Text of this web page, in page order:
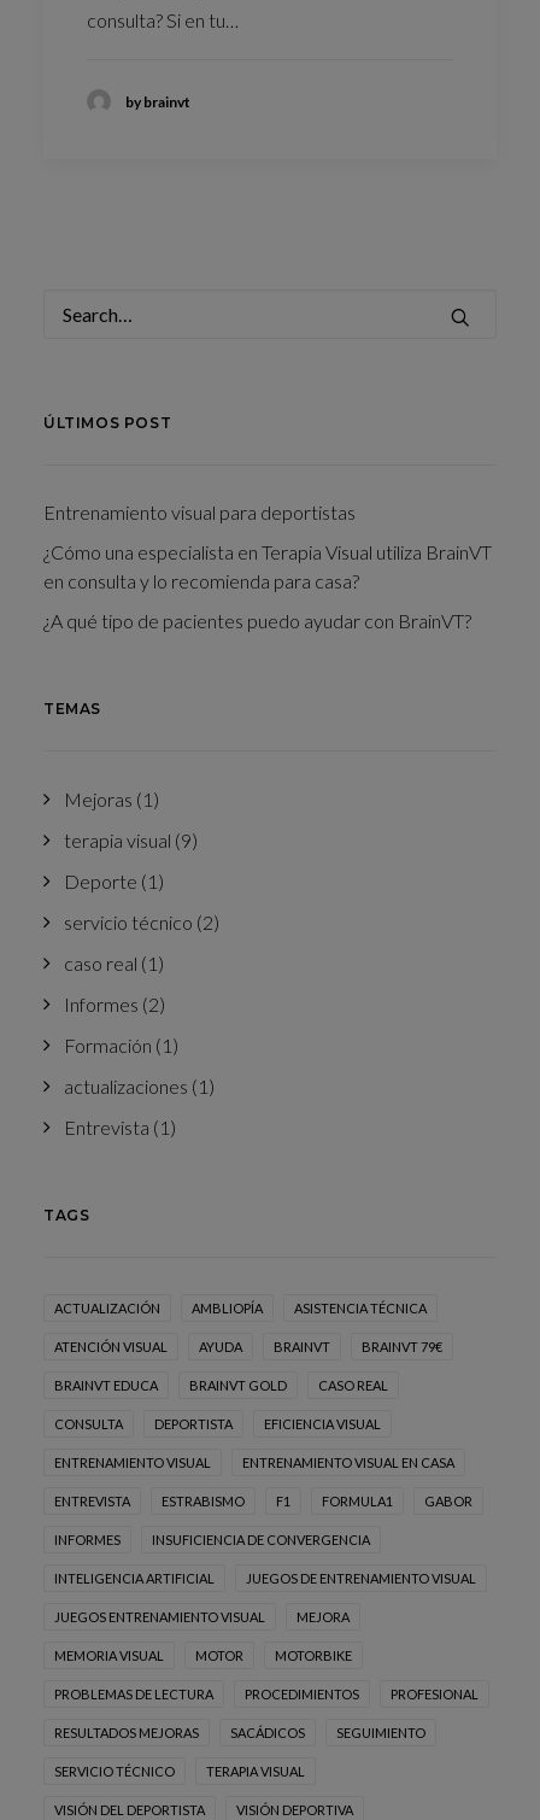
consulta? Si en tu…
by brainvt
ÚLTIMOS POST
Entrenamiento visual para deportistas
¿Cómo una especialista en Terapia Visual utiliza BrainVT
en consulta y lo recomienda para casa?
¿A qué tipo de pacientes puedo ayudar con BrainVT?
TEMAS
Mejoras (1)
terapia visual (9)
Deporte (1)
servicio técnico (2)
caso real (1)
Informes (2)
Formación (1)
actualizaciones (1)
Entrevista (1)
TAGS
ACTUALIZACIÓN AMBLIOPÍA ASISTENCIA TÉCNICA
ATENCIÓN VISUAL AYUDA BRAINVT BRAINVT 79€
BRAINVT EDUCA BRAINVT GOLD CASO REAL
CONSULTA DEPORTISTA EFICIENCIA VISUAL
ENTRENAMIENTO VISUAL ENTRENAMIENTO VISUAL EN CASA
ENTREVISTA ESTRABISMO F1 FORMULA1 GABOR
INFORMES INSUFICIENCIA DE CONVERGENCIA
INTELIGENCIA ARTIFICIAL JUEGOS DE ENTRENAMIENTO VISUAL
JUEGOS ENTRENAMIENTO VISUAL MEJORA
MEMORIA VISUAL MOTOR MOTORBIKE
PROBLEMAS DE LECTURA PROCEDIMIENTOS PROFESIONAL
RESULTADOS MEJORAS SACÁDICOS SEGUIMIENTO
SERVICIO TÉCNICO TERAPIA VISUAL
VISIÓN DEL DEPORTISTA VISIÓN DEPORTIVA